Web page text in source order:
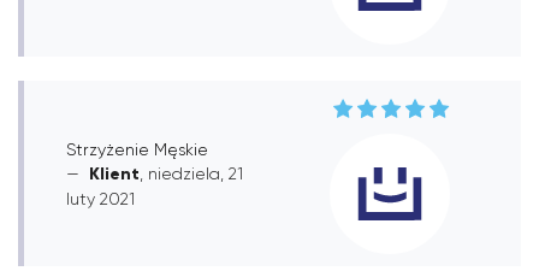
Strzyżenie Męskie
Klient , niedziela, 21
luty 2021